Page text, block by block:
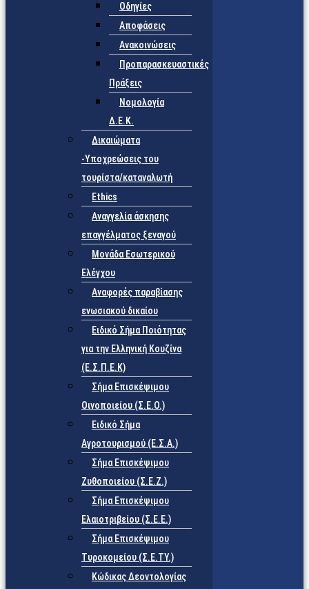
Οδηγίες
Αποφάσεις
Ανακοινώσεις
Προπαρασκευαστικές
Πράξεις
Νομολογία
Δ.Ε.Κ.
Δικαιώματα
-Υποχρεώσεις του
τουρίστα/καταναλωτή
Ethics
Αναγγελία άσκησης
επαγγέλματος ξεναγού
Μονάδα Εσωτερικού
Ελέγχου
Αναφορές παραβίασης
ενωσιακού δικαίου
Ειδικό Σήμα Ποιότητας
για την Ελληνική Κουζίνα
(Ε.Σ.Π.Ε.Κ)
Σήμα Επισκέψιμου
Οινοποιείου (Σ.Ε.Ο.)
Ειδικό Σήμα
Αγροτουρισμού (Ε.Σ.Α.)
Σήμα Επισκέψιμου
Ζυθοποιείου (Σ.Ε.Ζ.)
Σήμα Επισκέψιμου
Ελαιοτριβείου (Σ.Ε.Ε.)
Σήμα Επισκέψιμου
Τυροκομείου (Σ.Ε.TY.)
Κώδικας Δεοντολογίας